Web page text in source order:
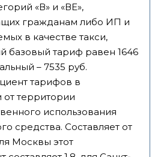
«В» и «ВЕ»,
гражданам либо ИП и
в качестве такси,
базовый тариф равен 1646
– 7535 руб.
тарифов в
от территории
использования
средства. Составляет от
Москвы этот